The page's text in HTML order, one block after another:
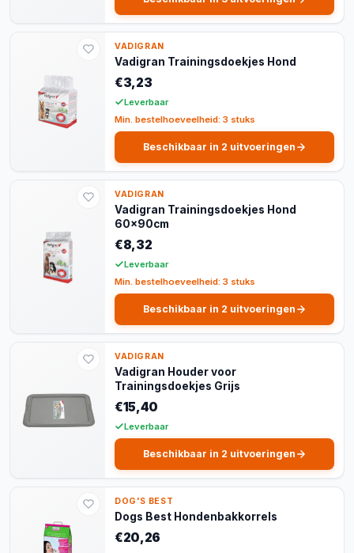
VADIGRAN
Vadigran Trainingsdoekjes Hond
€3,23
Leverbaar
Min. bestelhoeveelheid: 3 stuks
Beschikbaar in 2 uitvoeringen
VADIGRAN
Vadigran Trainingsdoekjes Hond
60x90cm
€8,32
Leverbaar
Min. bestelhoeveelheid: 3 stuks
Beschikbaar in 2 uitvoeringen
VADIGRAN
Vadigran Houder voor
Trainingsdoekjes Grijs
€15,40
Leverbaar
Beschikbaar in 2 uitvoeringen
DOG'S BEST
Dogs Best Hondenbakkorrels
€20,26